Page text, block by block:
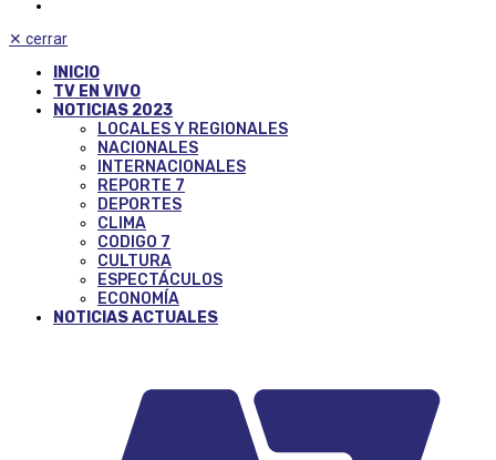
✕ cerrar
INICIO
TV EN VIVO
NOTICIAS 2023
LOCALES Y REGIONALES
NACIONALES
INTERNACIONALES
REPORTE 7
DEPORTES
CLIMA
CODIGO 7
CULTURA
ESPECTÁCULOS
ECONOMÍA
NOTICIAS ACTUALES